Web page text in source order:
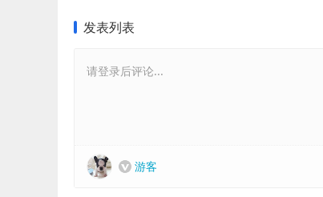
发表列表
请登录后评论...
游客